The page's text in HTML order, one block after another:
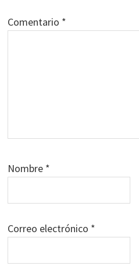
Comentario *
Nombre *
Correo electrónico *